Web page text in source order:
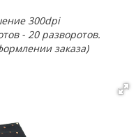
300dpi
- 20 разворотов.
заказа)